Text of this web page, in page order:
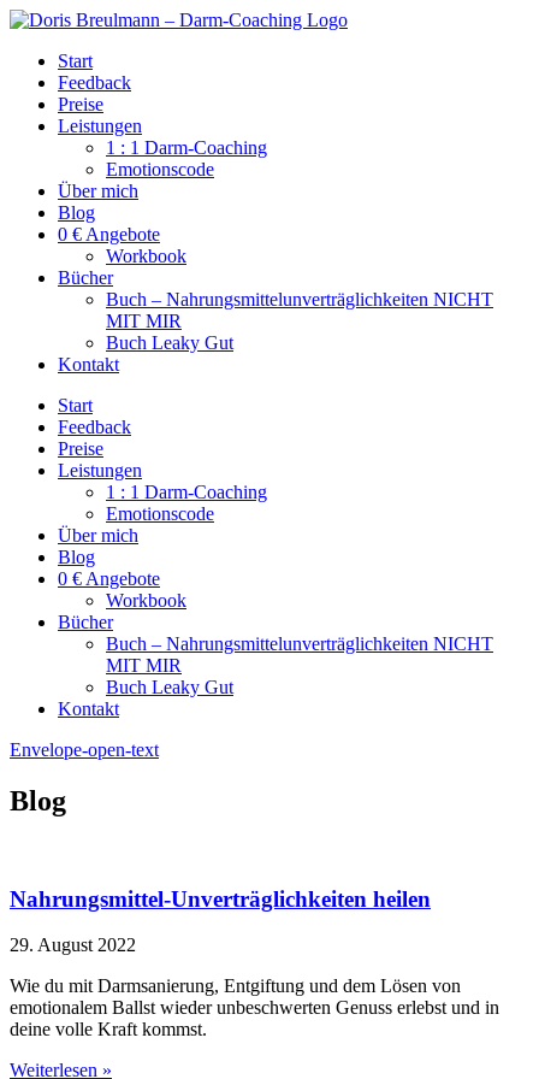
Zum
springenStart
Feedback
Preise
Leistungen
1 : 1 Darm-Coaching
Emotionscode
Über mich
Blog
0 € Angebote
Workbook
Bücher
Buch – Nahrungsmittelunverträglichkeiten NICHT
MIT MIR
Buch Leaky Gut
Kontakt
Start
Feedback
Preise
Leistungen
1 : 1 Darm-Coaching
Emotionscode
Über mich
Blog
0 € Angebote
Workbook
Bücher
Buch – Nahrungsmittelunverträglichkeiten NICHT
MIT MIR
Buch Leaky Gut
Kontakt
Envelope-open-text
Blog
Nahrungsmittel-Unverträglichkeiten heilen
29. August 2022
Wie du mit Darmsanierung, Entgiftung und dem Lösen von
emotionalem Ballst wieder unbeschwerten Genuss erlebst und in
deine volle Kraft kommst.
Weiterlesen »